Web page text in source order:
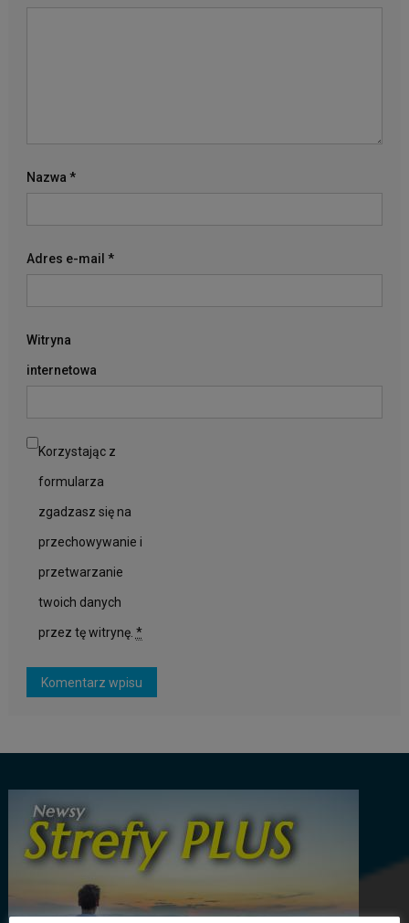
Nazwa *
Adres e-mail *
Witryna
internetowa
Korzystając z
formularza
zgadzasz się na
przechowywanie i
przetwarzanie
twoich danych
przez tę witrynę. *